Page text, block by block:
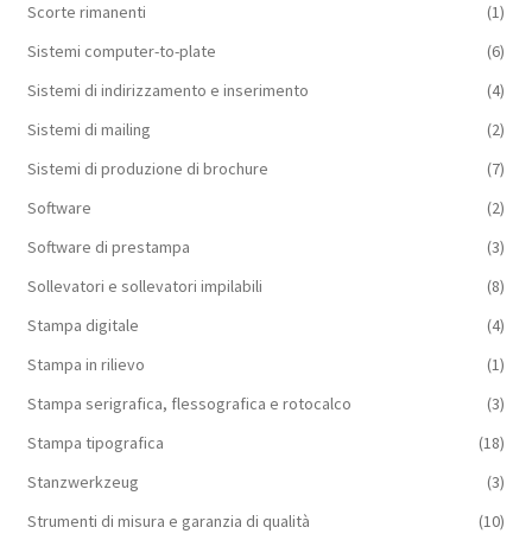
Scorte rimanenti
(1)
Sistemi computer-to-plate
(6)
Sistemi di indirizzamento e inserimento
(4)
Sistemi di mailing
(2)
Sistemi di produzione di brochure
(7)
Software
(2)
Software di prestampa
(3)
Sollevatori e sollevatori impilabili
(8)
Stampa digitale
(4)
Stampa in rilievo
(1)
Stampa serigrafica, flessografica e rotocalco
(3)
Stampa tipografica
(18)
Stanzwerkzeug
(3)
Strumenti di misura e garanzia di qualità
(10)